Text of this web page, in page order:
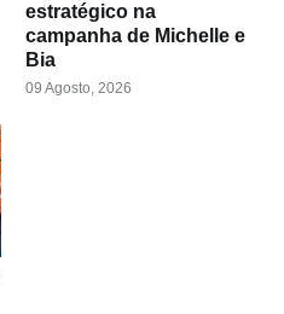
estratégico na
campanha de Michelle e
Bia
09 Agosto, 2026